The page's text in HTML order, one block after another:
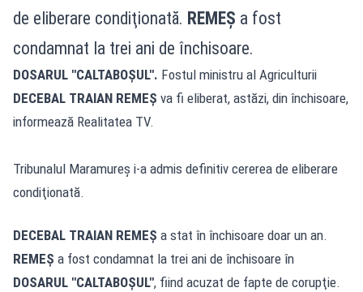
de eliberare condiţionată. REMEŞ a fost
condamnat la trei ani de închisoare.
DOSARUL "CALTABOŞUL". Fostul ministru al Agriculturii
DECEBAL TRAIAN REMEŞ va fi eliberat, astăzi, din închisoare,
informează Realitatea TV.
Tribunalul Maramureş i-a admis definitiv cererea de eliberare
condiţionată.
DECEBAL TRAIAN REMEŞ a stat în închisoare doar un an.
REMEŞ a fost condamnat la trei ani de închisoare în
DOSARUL "CALTABOŞUL", fiind acuzat de fapte de corupţie.